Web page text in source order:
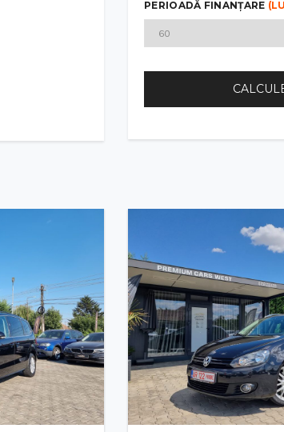
PERIOADĂ FINANȚARE